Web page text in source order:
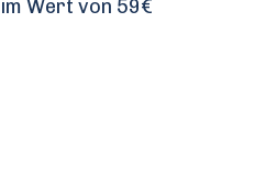
Wert von 59€